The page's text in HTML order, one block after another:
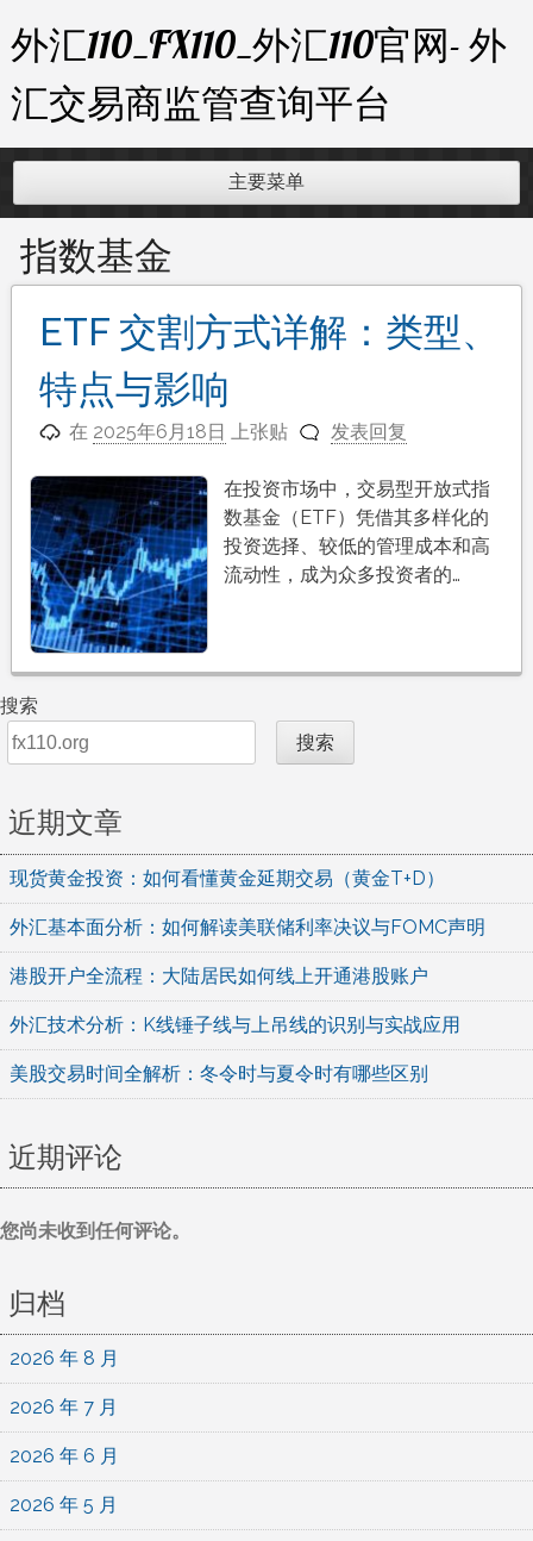
至
内
容
外汇110_FX110_外汇110官网- 外
汇交易商监管查询平台
主要菜单
指数基金
ETF 交割方式详解：类型、
特点与影响​
在 2025年6月18日 上张贴 发表回复
在投资市场中，交易型开放式指
数基金（ETF）凭借其多样化的
投资选择、较低的管理成本和高
流动性，成为众多投资者的…
搜索
搜索
近期文章
现货黄金投资：如何看懂黄金延期交易（黄金T+D）
外汇基本面分析：如何解读美联储利率决议与FOMC声明
港股开户全流程：大陆居民如何线上开通港股账户
外汇技术分析：K线锤子线与上吊线的识别与实战应用
美股交易时间全解析：冬令时与夏令时有哪些区别
近期评论
您尚未收到任何评论。
归档
2026 年 8 月
2026 年 7 月
2026 年 6 月
2026 年 5 月